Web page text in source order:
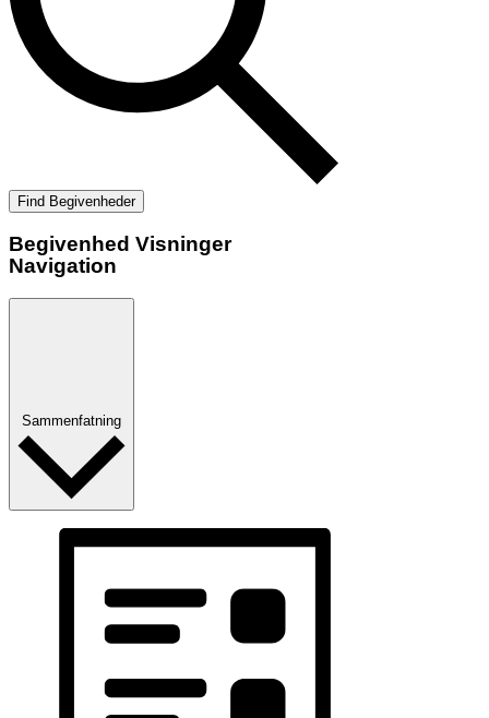
Find Begivenheder
Begivenhed Visninger
Navigation
Sammenfatning